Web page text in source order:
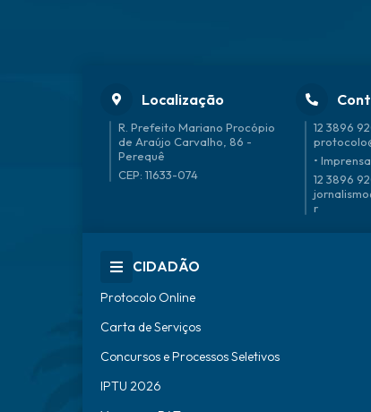
Localização
R. Prefeito Mariano Procópio
de Araújo Carvalho, 86 -
Perequê
CEP: 11633-074
12 3896
• Imprensa
12 3896
r
CIDADÃO
Protocolo Online
Carta de Serviços
Concursos e Processos Seletivos
IPTU 2026